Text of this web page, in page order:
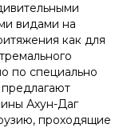
видами на
как для
по специально
Ахун-Даг
проходящие